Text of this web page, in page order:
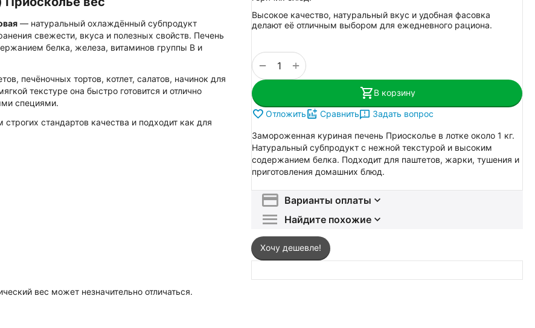
Высокое качество, натуральный вкус и удобная фасовка
делают её отличным выбором для ежедневного рациона.
+
−
В корзину
Отложить Сравнить Задать вопрос
Замороженная куриная печень Приосколье в лотке около 1 кг.
Натуральный субпродукт с нежной текстурой и высоким
содержанием белка. Подходит для паштетов, жарки, тушения и
приготовления домашних блюд.
Варианты оплаты
Найдите похожие
— натуральный охлаждённый субпродукт
свежести, вкуса и полезных свойств. Печень
белка, железа, витаминов группы B и
печёночных тортов, котлет, салатов, начинок для
текстуре она быстро готовится и отлично
специями.
стандартов качества и подходит как для
вес может незначительно отличаться.
Хочу дешевле!